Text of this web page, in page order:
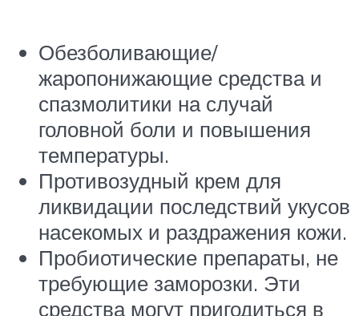
Обезболивающие/
жаропонижающие средства и
спазмолитики на случай
головной боли и повышения
температуры.
Противозудный крем для
ликвидации последствий укусов
насекомых и раздражения кожи.
Пробиотические препараты, не
требующие заморозки. Эти
средства могут пригодиться в